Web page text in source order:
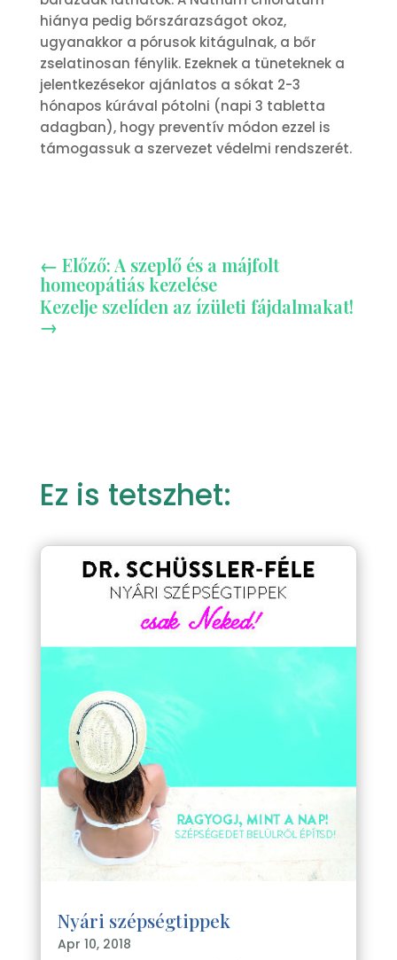
hiánya pedig bőrszárazságot okoz,
ugyanakkor a pórusok kitágulnak, a bőr
zselatinosan fénylik. Ezeknek a tüneteknek a
jelentkezésekor ajánlatos a sókat 2-3
hónapos kúrával pótolni (napi 3 tabletta
adagban), hogy preventív módon ezzel is
támogassuk a szervezet védelmi rendszerét.
← Előző: A szeplő és a májfolt
homeopátiás kezelése
Kezelje szelíden az ízületi fájdalmakat!
→
Ez is tetszhet:
Nyári szépségtippek
Apr 10, 2018